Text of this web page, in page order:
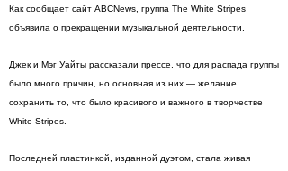
Как сообщает сайт ABCNews, группа The White Stripes
объявила о прекращении музыкальной деятельности.
Джек и Мэг Уайты рассказали прессе, что для распада группы
было много причин, но основная из них — желание
сохранить то, что было красивого и важного в творчестве
White Stripes.
Последней пластинкой, изданной дуэтом, стала живая